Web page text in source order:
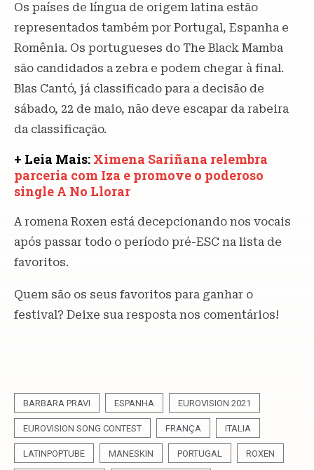
Os países de língua de origem latina estão
representados também por Portugal, Espanha e
Romênia. Os portugueses do The Black Mamba
são candidados a zebra e podem chegar à final.
Blas Cantó, já classificado para a decisão de
sábado, 22 de maio, não deve escapar da rabeira
da classificação.
+ Leia Mais: Ximena Sariñana relembra
parceria com Iza e promove o poderoso
single A No Llorar
A romena Roxen está decepcionando nos vocais
após passar todo o período pré-ESC na lista de
favoritos.
Quem são os seus favoritos para ganhar o
festival? Deixe sua resposta nos comentários!
BARBARA PRAVI ESPANHA EUROVISION 2021
EUROVISION SONG CONTEST FRANÇA ITALIA
LATINPOPTUBE MANESKIN PORTUGAL ROXEN